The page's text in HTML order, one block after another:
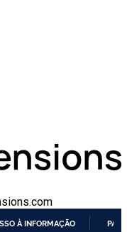
À INFORMAÇÃO